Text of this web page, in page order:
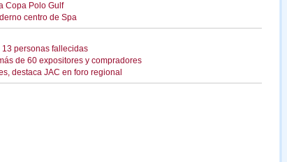
Copa Polo Gulf
centro de Spa
personas fallecidas
de 60 expositores y compradores
destaca JAC en foro regional